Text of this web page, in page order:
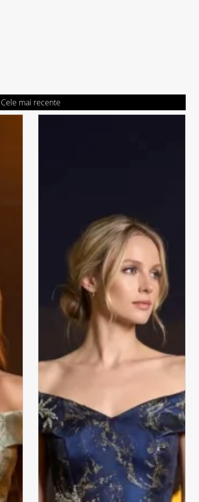
Cele mai recente